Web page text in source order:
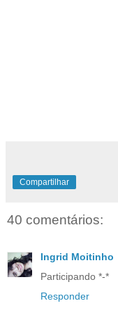
Compartilhar
40 comentários:
Ingrid Moitinho
Participando *-*
Responder